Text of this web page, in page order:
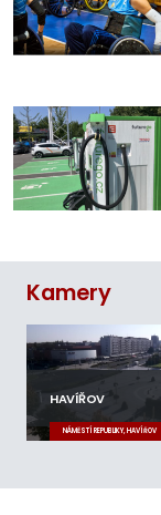
Kamery
HAVÍŘOV
NÁMĚSTÍ REPUBLIKY, HAVÍŘOV